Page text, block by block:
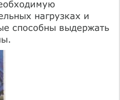
нагрузках и
способны выдержать